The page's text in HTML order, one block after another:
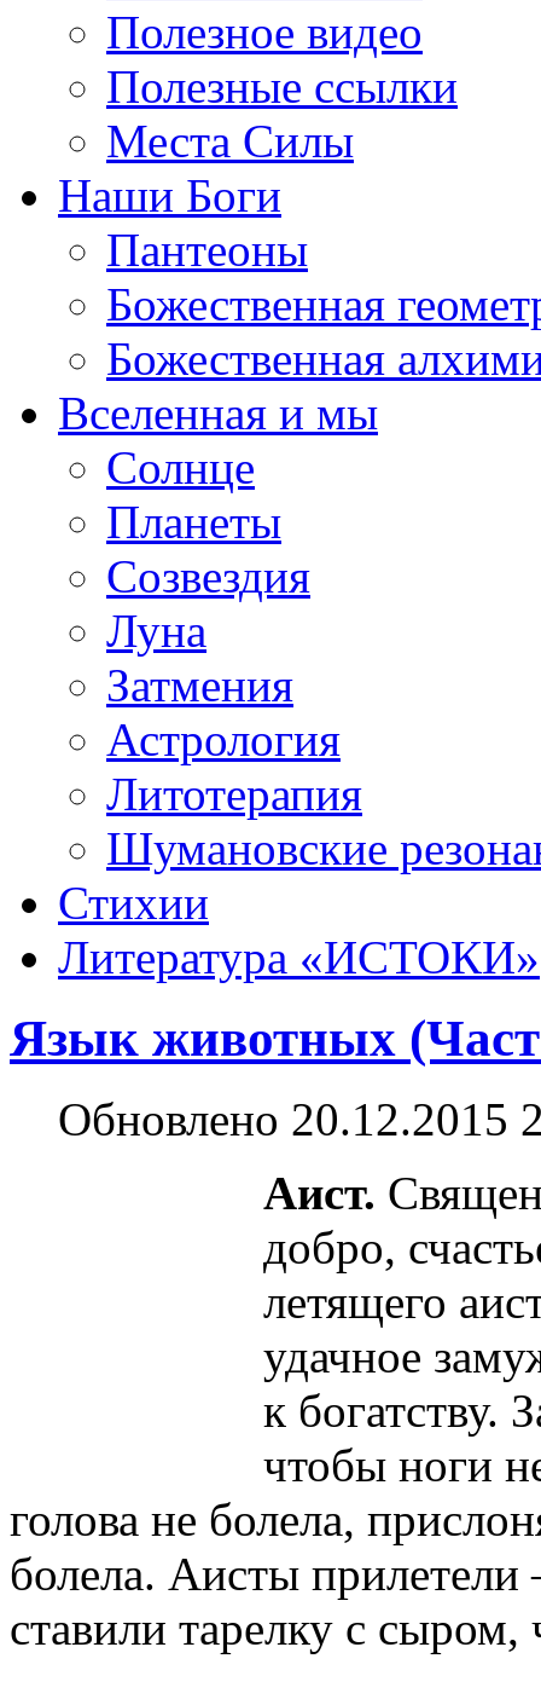
Полезное видео
Полезные ссылки
Места Силы
Наши Боги
Пантеоны
Божественная
Божественная
Вселенная и мы
Солнце
Планеты
Созвездия
Луна
Затмения
Астрология
Литотерапия
Шумановские
Стихии
Литература «‎ИСТОКИ»‎
Язык животных
Обновлено 20.12.2015
Аист.
добро,
летящего
удачное
к богатству.
чтобы ноги
голова не болела,
болела. Аисты прилетели
ставили тарелку с